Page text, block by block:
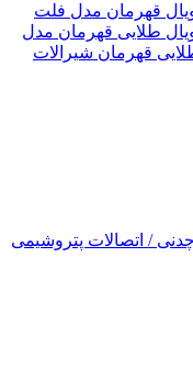
قهرمان مدل فلت
طلایی قهرمان مدل
قهرمان شیرالات
/ اتصالات پتروشیمی